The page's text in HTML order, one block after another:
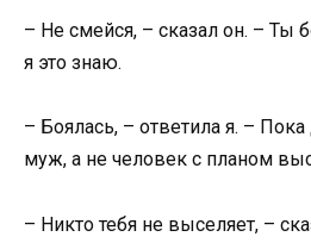
– Не смейся, – сказал он. – Ты
я это знаю.
– Боялась, – ответила я. –
муж, а не человек с планом
– Никто тебя не выселяет, –